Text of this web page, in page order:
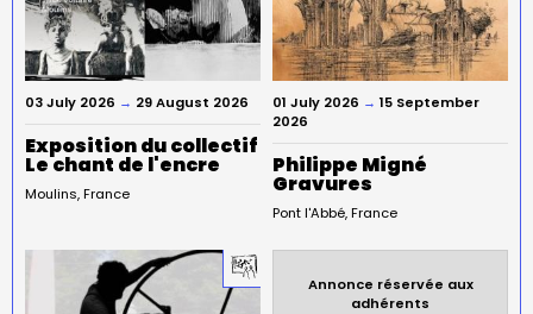
03 July 2026 → 29 August 2026
Exposition du collectif
Le chant de l'encre
Moulins France
01 July 2026 → 15 September
2026
Philippe Migné
Gravures
Pont l'Abbé France
Annonce réservée aux
adhérents